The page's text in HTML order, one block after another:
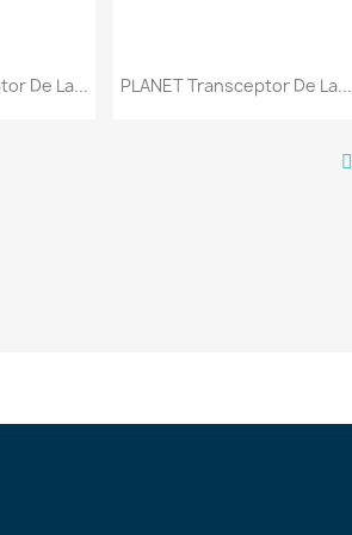
De La... Vista rápida
PLANET Transceptor De La...